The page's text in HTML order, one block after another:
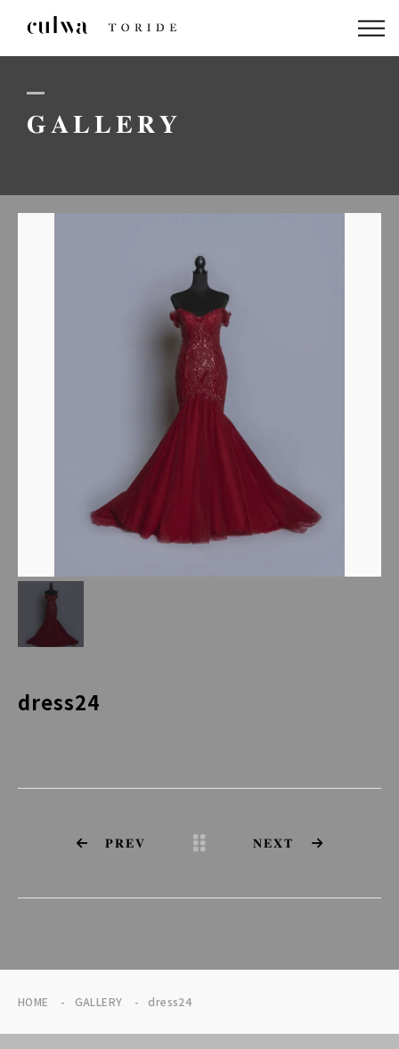
GALLERY
dress24
PREV NEXT
HOME GALLERY dress24
ABOUT US
PACKAGE
STAFF
GALLERY
BLOG
LINEでのお問い合わせはこちら